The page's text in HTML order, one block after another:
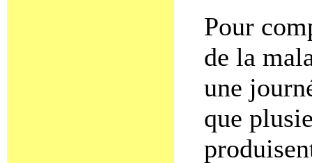
Pour
de la
une
que